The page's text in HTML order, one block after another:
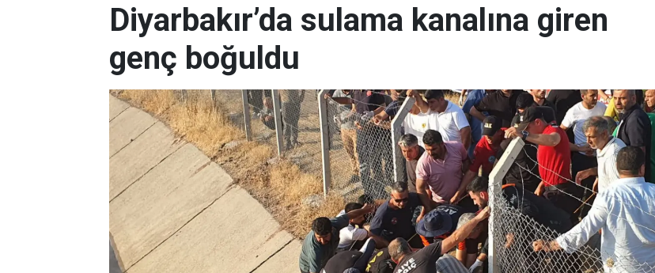
Diyarbakır’da sulama kanalına giren
genç boğuldu